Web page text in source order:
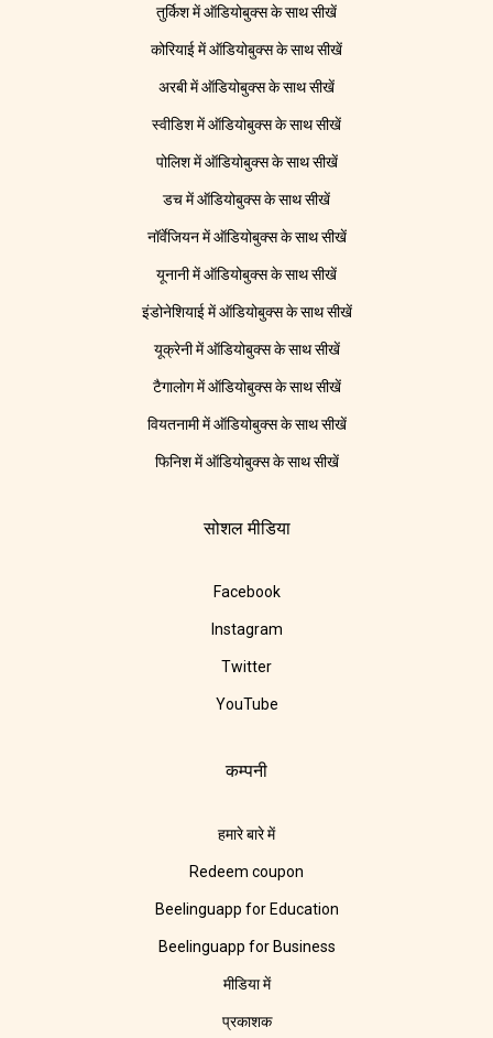
तुर्किश में ऑडियोबुक्स के साथ सीखें
कोरियाई में ऑडियोबुक्स के साथ सीखें
अरबी में ऑडियोबुक्स के साथ सीखें
स्वीडिश में ऑडियोबुक्स के साथ सीखें
पोलिश में ऑडियोबुक्स के साथ सीखें
डच में ऑडियोबुक्स के साथ सीखें
नॉर्वेजियन में ऑडियोबुक्स के साथ सीखें
यूनानी में ऑडियोबुक्स के साथ सीखें
इंडोनेशियाई में ऑडियोबुक्स के साथ सीखें
यूक्रेनी में ऑडियोबुक्स के साथ सीखें
टैगालोग में ऑडियोबुक्स के साथ सीखें
वियतनामी में ऑडियोबुक्स के साथ सीखें
फिनिश में ऑडियोबुक्स के साथ सीखें
सोशल मीडिया
Facebook
Instagram
Twitter
YouTube
कम्पनी
हमारे बारे में
Redeem coupon
Beelinguapp for Education
Beelinguapp for Business
मीडिया में
प्रकाशक